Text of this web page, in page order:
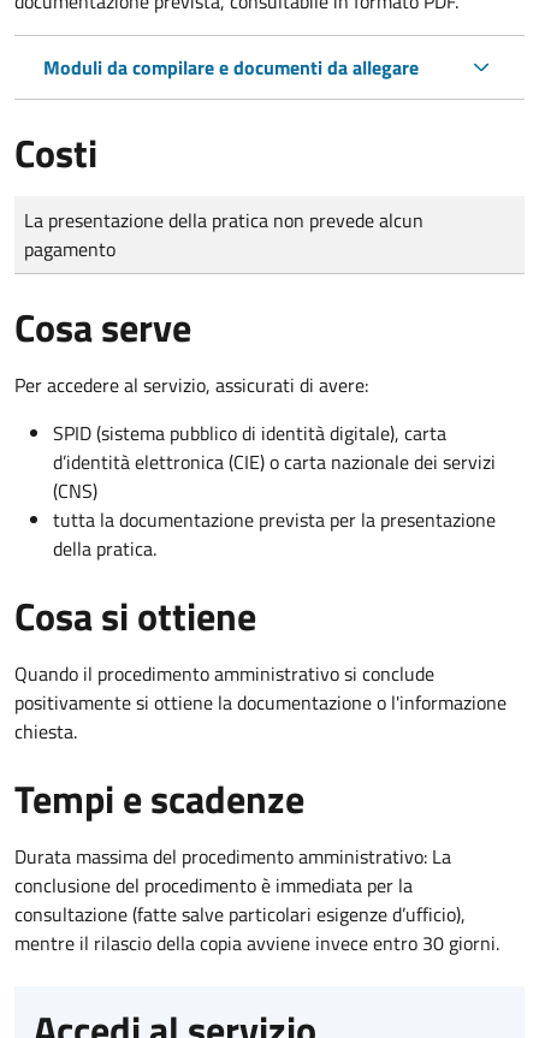
Moduli da compilare e documenti da allegare
Costi
Tipo di pagamento
Importo
La presentazione della pratica non prevede alcun
pagamento
Cosa serve
Per accedere al servizio, assicurati di avere:
SPID (sistema pubblico di identità digitale), carta
d’identità elettronica (CIE) o carta nazionale dei servizi
(CNS)
tutta la documentazione prevista per la presentazione
della pratica.
Cosa si ottiene
Quando il procedimento amministrativo si conclude
positivamente si ottiene la documentazione o l'informazione
chiesta.
Tempi e scadenze
Durata massima del procedimento amministrativo: La
conclusione del procedimento è immediata per la
consultazione (fatte salve particolari esigenze d’ufficio),
mentre il rilascio della copia avviene invece entro 30 giorni.